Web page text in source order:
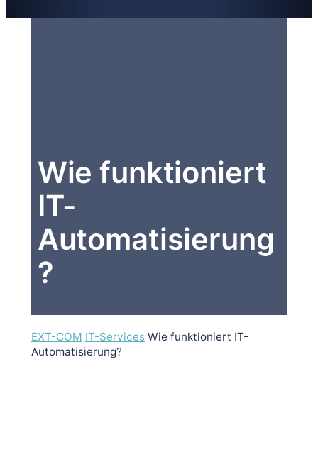
Wie funktioniert
IT-
Automatisierung
?
EXT-COM IT-Services Wie funktioniert IT-
Automatisierung?